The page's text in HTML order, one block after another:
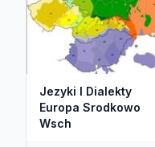
Jezyki I Dialekty
Europa Srodkowo
Wsch